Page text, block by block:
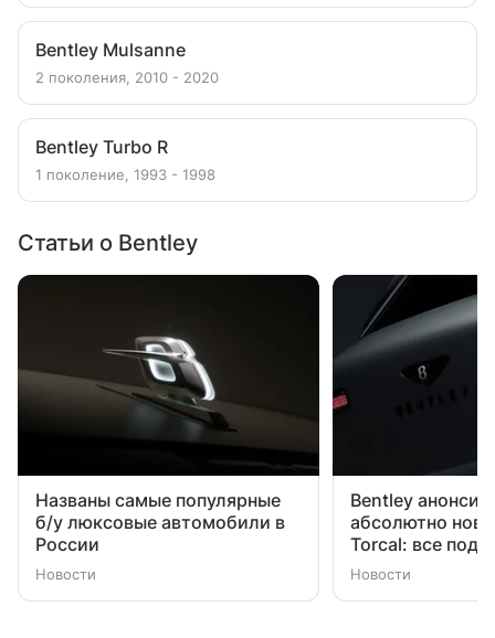
Bentley Mulsanne
2 поколения, 2010 - 2020
Bentley Turbo R
1 поколение, 1993 - 1998
Статьи о Bentley
Названы самые популярные
б/у люксовые автомобили в
России
Новости
Bentley
абсолютно
Torcal: все
Новости